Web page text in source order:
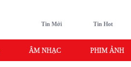
Tin Mới Tin Hot
ÂM NHẠC PHIM ẢNH